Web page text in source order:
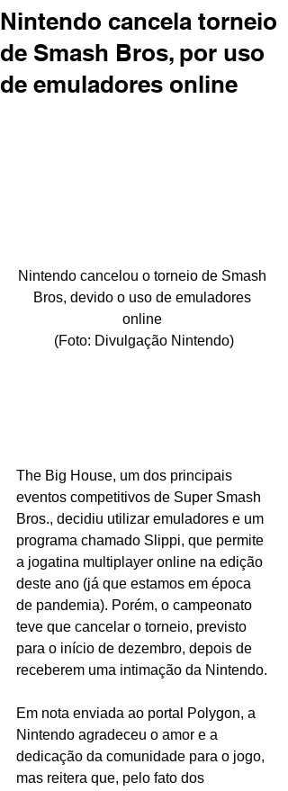
Nintendo cancela torneio
de Smash Bros, por uso
de emuladores online
Nintendo cancelou o torneio de Smash
Bros, devido o uso de emuladores
online
(Foto: Divulgação Nintendo)
The Big House, um dos principais
eventos competitivos de Super Smash
Bros., decidiu utilizar emuladores e um
programa chamado Slippi, que permite
a jogatina multiplayer online na edição
deste ano (já que estamos em época
de pandemia). Porém, o campeonato
teve que cancelar o torneio, previsto
para o início de dezembro, depois de
receberem uma intimação da Nintendo.
Em nota enviada ao portal Polygon, a
Nintendo agradeceu o amor e a
dedicação da comunidade para o jogo,
mas reitera que, pelo fato dos